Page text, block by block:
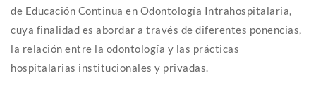
de Educación Continua en Odontología Intrahospitalaria,
cuya finalidad es abordar a través de diferentes ponencias,
la relación entre la odontología y las prácticas
hospitalarias institucionales y privadas.